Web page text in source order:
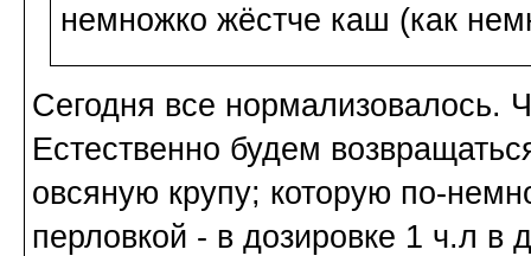
немножко жёстче каш (как
Сегодня все нормализовалось.
Естественно будем
овсяную крупу; которую по-
перловкой - в дозировке 1 ч.л в